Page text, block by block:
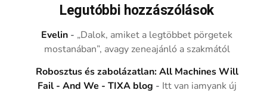
Legutóbbi hozzászólások
Evelin - „Dalok, amiket a legtöbbet pörgetek
mostanában”, avagy zeneajánló a szakmától
Robosztus és zabolázatlan: All Machines Will
Fail - And We - TIXA blog - Itt van iamyank új